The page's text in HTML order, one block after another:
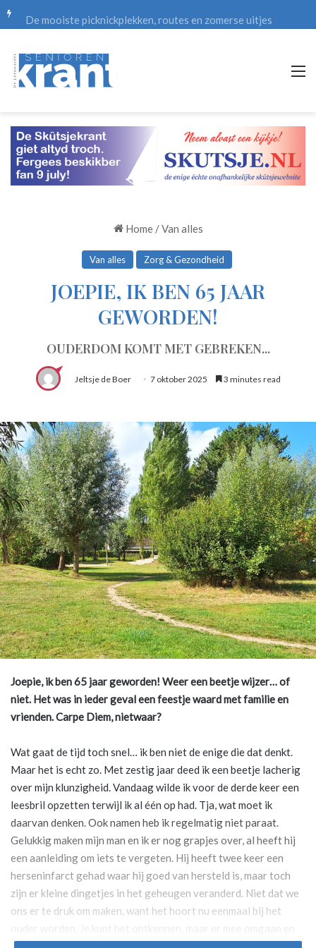
De mooiste picknickplekken, routes en zomerse uitjes
Home /Van alles
Van alles Zorg & Gezondheid
JOEPIE, IK BEN 65 JAAR
GEWORDEN!
OUDERDOM KOMT MET GEBREKEN...
Jeltsje de Boer 7 oktober 2025 3 minutes read
Joepie, ik ben 65 jaar geworden! Weer een beetje wijzer… of
niet. Het was in ieder geval een feestje waard met familie en
vrienden. Carpe Diem, nietwaar?
Wat gaat de tijd toch snel… ik ben niet de enige die dat denkt.
Maar het is echt zo. Met zestig jaar deed ik een beetje lacherig
over mijn klunzigheid. Vandaag wilde ik voor de derde keer een
leesbril opzetten terwijl ik al één op had. Tja, wat moet ik
daarvan denken. Ook namen heb ik regelmatig niet paraat.
Gelukkig maken mijn man en ik er nog grapjes over, al heeft hij
een aanleiding om iets te vergeten. Hij heeft twee keer een
herseninfarct gehad waar hij goed van hersteld is, maar toch
zijn er kleine dingetjes in het geheugen veranderd. Niet dat we
ons er te druk om maken, want het hoort nu eenmaal bij het
ouder worden. Je kunt het ontkennen, maar er mee omgaan en